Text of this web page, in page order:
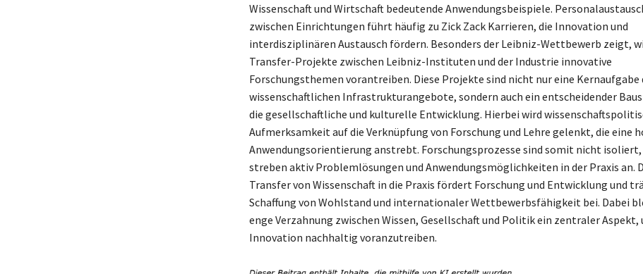
Wissenschaft und Wirtschaft bedeutende Anwendungsbeispiele.
zwischen Einrichtungen führt häufig zu Zick Zack Karrieren, die Innovation und
interdisziplinären Austausch fördern. Besonders der Leibniz-Wettbewerb zeigt,
Transfer-Projekte zwischen Leibniz-Instituten und der Industrie innovative
Forschungsthemen vorantreiben. Diese Projekte sind nicht nur eine Kernaufgabe
wissenschaftlichen Infrastrukturangebote, sondern auch ein entscheidender
die gesellschaftliche und kulturelle Entwicklung. Hierbei wird
Aufmerksamkeit auf die Verknüpfung von Forschung und Lehre gelenkt, die eine
Anwendungsorientierung anstrebt. Forschungsprozesse sind somit nicht isoliert,
streben aktiv Problemlösungen und Anwendungsmöglichkeiten in der Praxis an.
Transfer von Wissenschaft in die Praxis fördert Forschung und Entwicklung und
Schaffung von Wohlstand und internationaler Wettbewerbsfähigkeit bei. Dabei
enge Verzahnung zwischen Wissen, Gesellschaft und Politik ein zentraler Aspekt,
Innovation nachhaltig voranzutreiben.